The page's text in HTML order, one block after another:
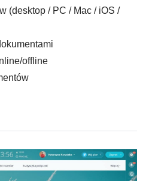
(desktop / PC / Mac / iOS /
offline